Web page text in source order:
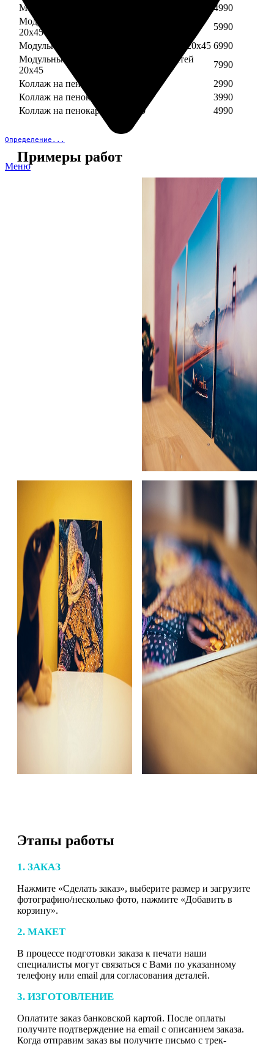
Определение...
Меню
Модульный пенокартон из пяти частей 20х45
4990
Модульный пенокартон из шести частей
20х45
5990
Модульный пенокартон из семи частей 20х45 6990
Модульный пенокартон из восьми частей
20х45
7990
Коллаж на пенокартоне 30х30
2990
Коллаж на пенокартоне 30х60
3990
Коллаж на пенокартоне 30х90
4990
Примеры работ
Этапы работы
1. ЗАКАЗ
Нажмите «Сделать заказ», выберите размер и загрузите
фотографию/несколько фото, нажмите «Добавить в
корзину».
2. МАКЕТ
В процессе подготовки заказа к печати наши
специалисты могут связаться с Вами по указанному
телефону или email для согласования деталей.
3. ИЗГОТОВЛЕНИЕ
Оплатите заказ банковской картой. После оплаты
получите подтверждение на email с описанием заказа.
Когда отправим заказ вы получите письмо с трек-